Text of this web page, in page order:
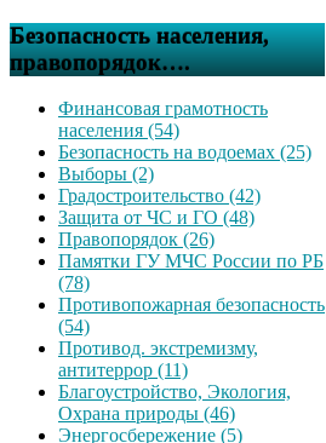
Безопасность населения,
правопорядок….
Финансовая грамотность
населения (54)
Безопасность на водоемах (25)
Выборы (2)
Градостроительство (42)
Защита от ЧС и ГО (48)
Правопорядок (26)
Памятки ГУ МЧС России по РБ
(78)
Противопожарная безопасность
(54)
Противод. экстремизму,
антитеррор (11)
Благоустройство, Экология,
Охрана природы (46)
Энергосбережение (5)